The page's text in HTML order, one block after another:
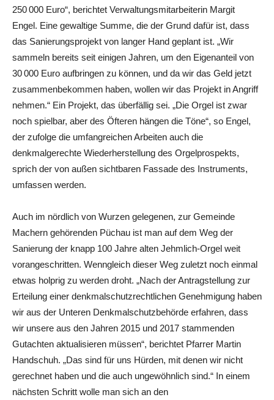
250 000 Euro“, berichtet Verwaltungsmitarbeiterin Margit
Engel. Eine gewaltige Summe, die der Grund dafür ist, dass
das Sanierungsprojekt von langer Hand geplant ist. „Wir
sammeln bereits seit einigen Jahren, um den Eigenanteil von
30 000 Euro aufbringen zu können, und da wir das Geld jetzt
zusammenbekommen haben, wollen wir das Projekt in Angriff
nehmen.“ Ein Projekt, das überfällig sei. „Die Orgel ist zwar
noch spielbar, aber des Öfteren hängen die Töne“, so Engel,
der zufolge die umfangreichen Arbeiten auch die
denkmalgerechte Wiederherstellung des Orgelprospekts,
sprich der von außen sichtbaren Fassade des Instruments,
umfassen werden.
Auch im nördlich von Wurzen gelegenen, zur Gemeinde
Machern gehörenden Püchau ist man auf dem Weg der
Sanierung der knapp 100 Jahre alten Jehmlich-Orgel weit
vorangeschritten. Wenngleich dieser Weg zuletzt noch einmal
etwas holprig zu werden droht. „Nach der Antragstellung zur
Erteilung einer denkmalschutzrechtlichen Genehmigung haben
wir aus der Unteren Denkmalschutzbehörde erfahren, dass
wir unsere aus den Jahren 2015 und 2017 stammenden
Gutachten aktualisieren müssen“, berichtet Pfarrer Martin
Handschuh. „Das sind für uns Hürden, mit denen wir nicht
gerechnet haben und die auch ungewöhnlich sind.“ In einem
nächsten Schritt wolle man sich an den